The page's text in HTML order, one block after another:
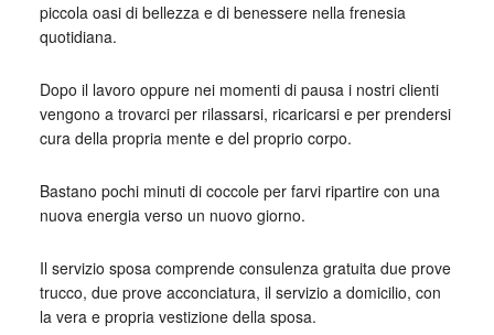
piccola oasi di bellezza e di benessere nella frenesia
quotidiana.
Dopo il lavoro oppure nei momenti di pausa i nostri clienti
vengono a trovarci per rilassarsi, ricaricarsi e per prendersi
cura della propria mente e del proprio corpo.
Bastano pochi minuti di coccole per farvi ripartire con una
nuova energia verso un nuovo giorno.
Il servizio sposa comprende consulenza gratuita due prove
trucco, due prove acconciatura, il servizio a domicilio, con
la vera e propria vestizione della sposa.